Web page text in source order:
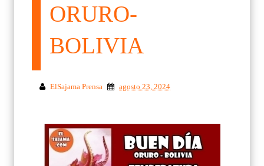
ORURO-
BOLIVIA
ElSajama Prensa agosto 23, 2024